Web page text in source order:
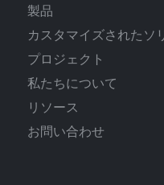
製品
カスタマイズされたソ
プロジェクト
私たちについて
リソース
お問い合わせ